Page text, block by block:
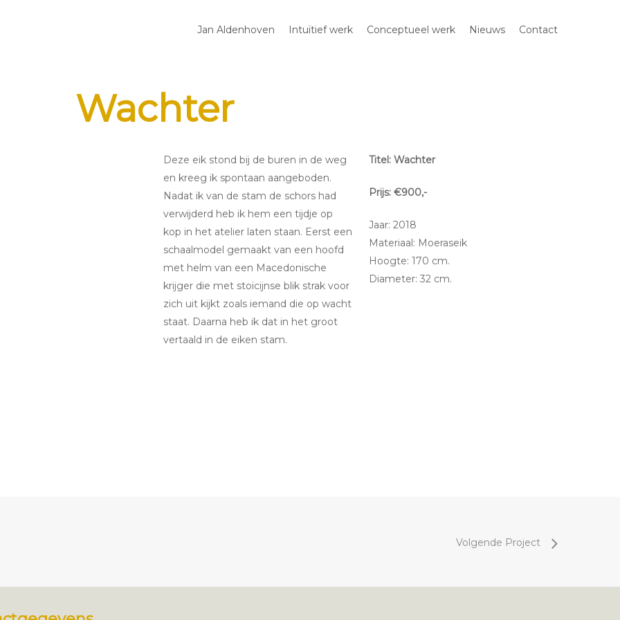
Jan Aldenhoven Intuïtief werk Conceptueel werk Nieuws Contact
Wachter
Deze eik stond bij de buren in de weg
en kreeg ik spontaan aangeboden.
Nadat ik van de stam de schors had
verwijderd heb ik hem een tijdje op
kop in het atelier laten staan. Eerst een
schaalmodel gemaakt van een hoofd
met helm van een Macedonische
krijger die met stoïcijnse blik strak voor
zich uit kijkt zoals iemand die op wacht
staat. Daarna heb ik dat in het groot
vertaald in de eiken stam.
Titel: Wachter
Prijs: €900,-
Jaar: 2018
Materiaal: Moeraseik
Hoogte: 170 cm.
Diameter: 32 cm.
Volgende Project